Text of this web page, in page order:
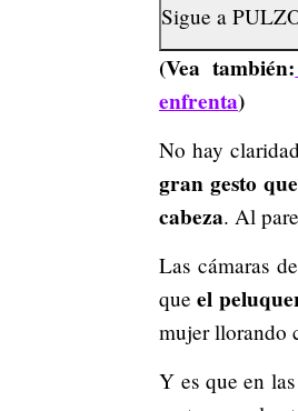
Sigue a
(Vea también:
enfrenta)
No hay
gran gesto
cabeza. Al
Las cámaras
queel
mujer llorando
Y es que en